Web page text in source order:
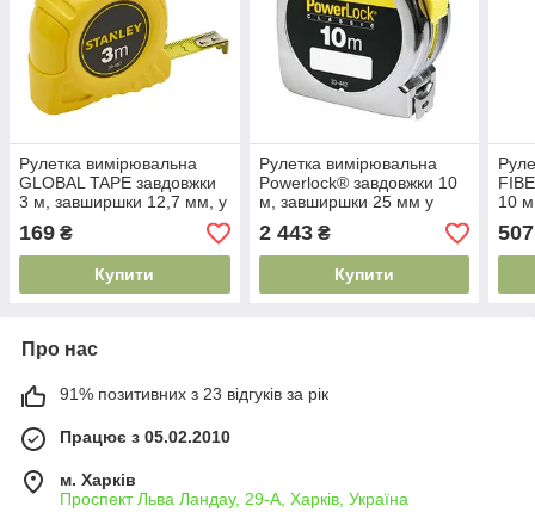
Рулетка вимірювальна
GLOBAL TAPE завдовжки
3 м, завширшки 12,7 мм, у
пластмасовому корпусі
STANLEY 0-30-487
169 ₴
Купити
Рулетка вимірювальна
Powerlock® завдовжки 10
м, завширшки 25 мм у
хромованому
пластмасовому корпусі
STANLEY
2 443₴
Купити
10
у
507
Про нас
91% позитивних з 23 відгуків за рік
Працює з 05.02.2010
м. Харків
Проспект Льва Ландау, 29-А, Харків, Україна